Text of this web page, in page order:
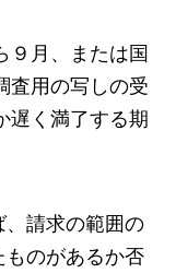
９月、または国
査用の写しの受
遅く満了する期
、請求の範囲の
のがあるか否